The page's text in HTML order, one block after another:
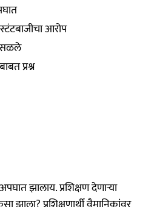
स्टंटबाजीचा आरोप
प्रश्न
झालाय. प्रशिक्षण देणाऱ्या